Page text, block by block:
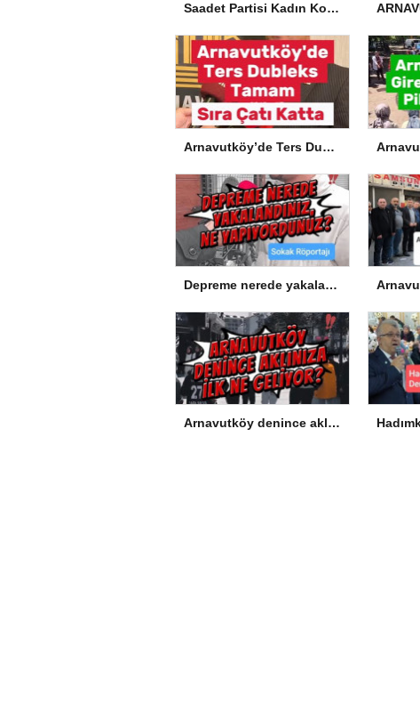
Saadet Partisi Kadın Kolları’ndan Okullardaki Olaylarla İlgili Basın Açıklaması
Arnavutköy’de Ters Dubleks Tamam, Sıra Çatı Katta
Depreme nerede yakalandınız, ne yapıyordunuz?
Arnavutköy denince aklınıza ilk ne geliyor?